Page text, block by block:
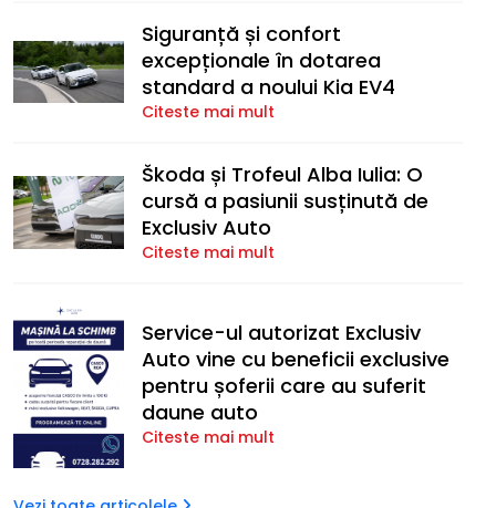
Siguranță și confort
excepționale în dotarea
standard a noului Kia EV4
Citeste mai mult
Škoda și Trofeul Alba Iulia: O
cursă a pasiunii susținută de
Exclusiv Auto
Citeste mai mult
Service-ul autorizat Exclusiv
Auto vine cu beneficii exclusive
pentru șoferii care au suferit
daune auto
Citeste mai mult